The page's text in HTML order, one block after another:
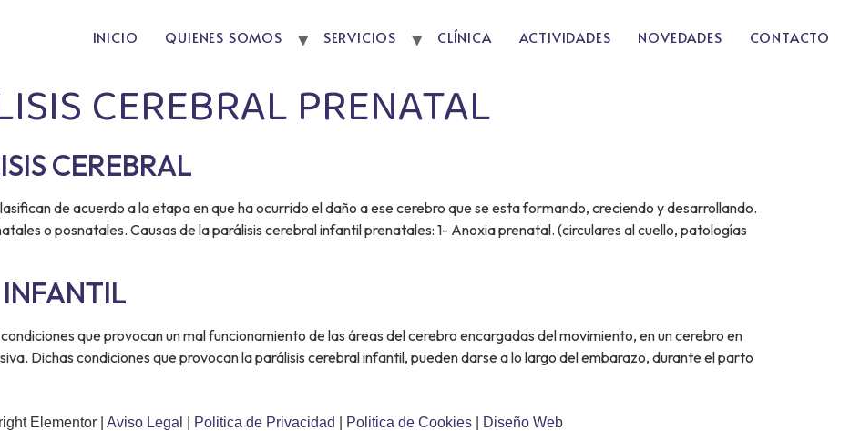
INICIO QUIENES SOMOS SERVICIOS CLÍNICA ACTIVIDADES NOVEDADES CONTACTO
CEREBRAL PRENATAL
CEREBRAL
de acuerdo a la etapa en que ha ocurrido el daño a ese cerebro que se esta formando, creciendo y desarrollando.
o posnatales. Causas de la parálisis cerebral infantil prenatales: 1- Anoxia prenatal. (circulares al cuello, patologías
INFANTIL
que provocan un mal funcionamiento de las áreas del cerebro encargadas del movimiento, en un cerebro en
Dichas condiciones que provocan la parálisis cerebral infantil, pueden darse a lo largo del embarazo, durante el parto
Elementor | Aviso Legal Politica de Privacidad Politica de Cookies Diseño Web